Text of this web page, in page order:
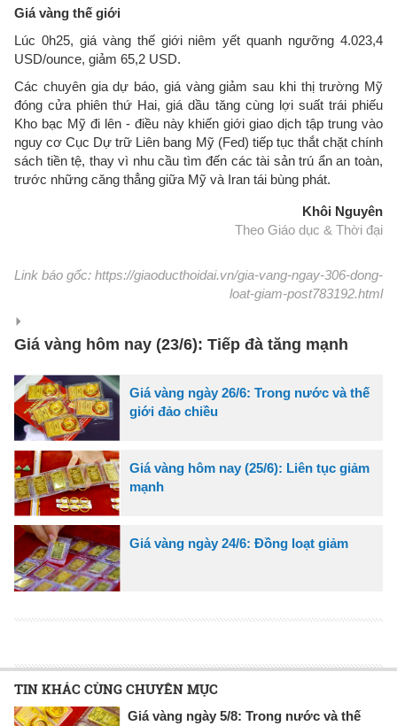
Giá vàng thế giới
Lúc 0h25, giá vàng thế giới niêm yết quanh ngưỡng 4.023,4
USD/ounce, giảm 65,2 USD.
Các chuyên gia dự báo, giá vàng giảm sau khi thị trường Mỹ
đóng cửa phiên thứ Hai, giá dầu tăng cùng lợi suất trái phiếu
Kho bạc Mỹ đi lên - điều này khiến giới giao dịch tập trung vào
nguy cơ Cục Dự trữ Liên bang Mỹ (Fed) tiếp tục thắt chặt chính
sách tiền tệ, thay vì nhu cầu tìm đến các tài sản trú ẩn an toàn,
trước những căng thẳng giữa Mỹ và Iran tái bùng phát.
Khôi Nguyên
Theo Giáo dục & Thời đại
Link báo gốc: https://giaoducthoidai.vn/gia-vang-ngay-306-dong-
loat-giam-post783192.html
Giá vàng hôm nay (23/6): Tiếp đà tăng mạnh
Giá vàng ngày 26/6: Trong nước và thế
giới đảo chiều
Giá vàng hôm nay (25/6): Liên tục giảm
mạnh
Giá vàng ngày 24/6: Đồng loạt giảm
TIN KHÁC CÙNG CHUYÊN MỤC
Giá vàng ngày 5/8: Trong nước và thế